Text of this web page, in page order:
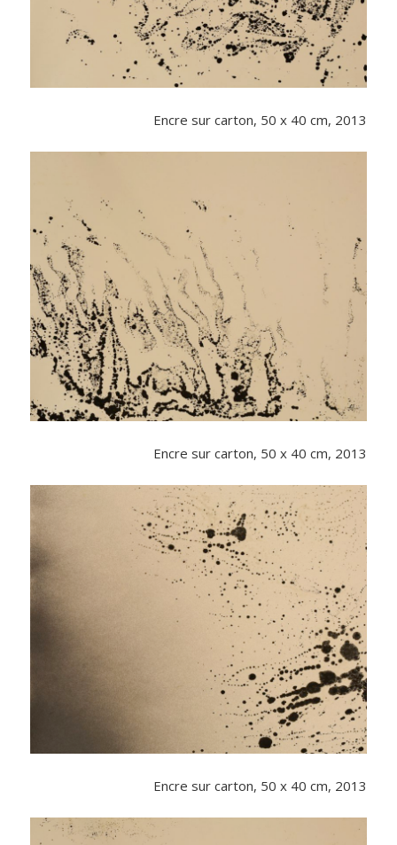
Encre sur carton, 50 x 40 cm, 2013
Encre sur carton, 50 x 40 cm, 2013
Encre sur carton, 50 x 40 cm, 2013